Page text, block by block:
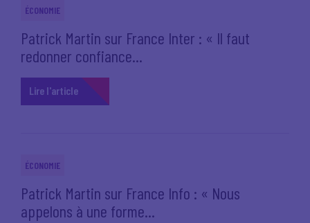
ÉCONOMIE
Patrick Martin sur France Inter : « Il faut
redonner confiance...
Lire l'article
ÉCONOMIE
Patrick Martin sur France Info : « Nous
appelons à une forme...